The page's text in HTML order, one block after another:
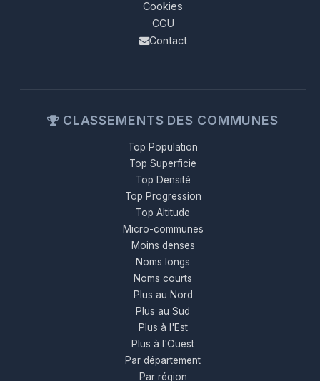
Cookies
CGU
Contact
CLASSEMENTS DES COMMUNES
Top Population
Top Superficie
Top Densité
Top Progression
Top Altitude
Micro-communes
Moins denses
Noms longs
Noms courts
Plus au Nord
Plus au Sud
Plus à l'Est
Plus à l'Ouest
Par département
Par région